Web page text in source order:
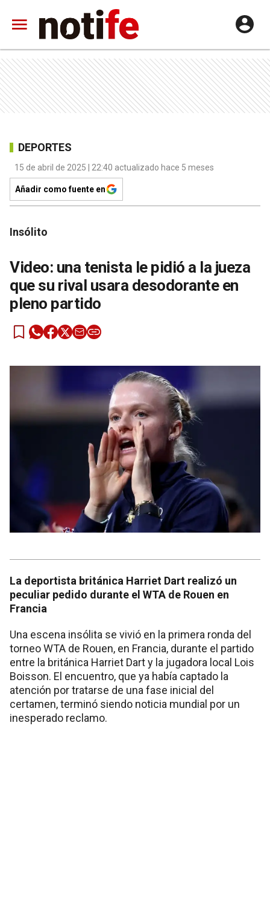
DEPORTES
15 de abril de 2025 | 22:40 actualizado hace 5 meses
Añadir como fuente en
Insólito
Video: una tenista le pidió a la jueza
que su rival usara desodorante en
pleno partido
La deportista británica Harriet Dart realizó un
peculiar pedido durante el WTA de Rouen en
Francia
Una escena insólita se vivió en la primera ronda del
torneo WTA de Rouen, en Francia, durante el partido
entre la británica Harriet Dart y la jugadora local Lois
Boisson. El encuentro, que ya había captado la
atención por tratarse de una fase inicial del
certamen, terminó siendo noticia mundial por un
inesperado reclamo.